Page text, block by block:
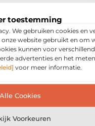
toestemming
We gebruiken cookies en
website gebruikt en om
kunnen voor
advertenties en het
voor meer informatie.
Alle Cookies
Voorkeuren
WONING EN TUIN